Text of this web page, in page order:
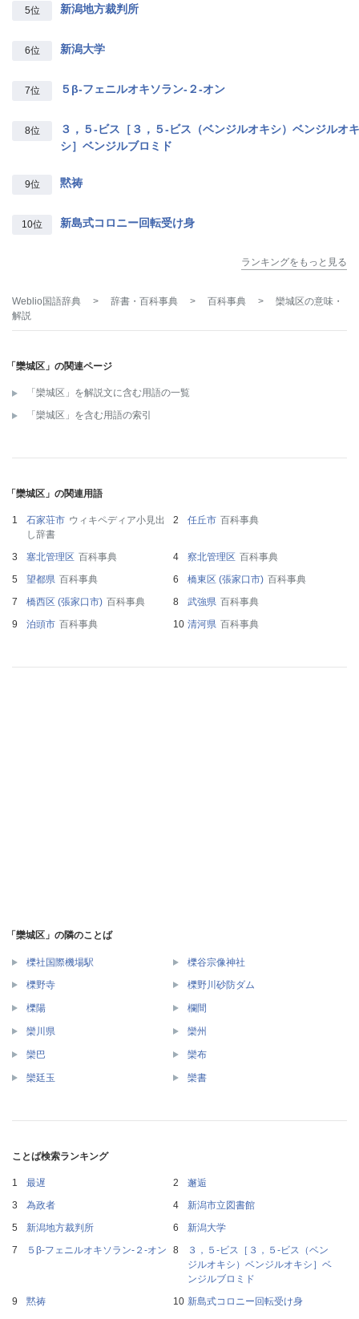
5位 新潟地方裁判所
6位 新潟大学
7位 ５β‐フェニルオキソラン‐２‐オン
8位
３，５‐ビス［３，５‐ビス（ベンジルオキシ）ベンジルオキ
シ］ベンジルブロミド
9位 黙祷
10位 新島式コロニー回転受け身
ランキングをもっと見る
Weblio国語辞典 > 辞書・百科事典 > 百科事典 > 欒城区の意味・
解説
「欒城区」の関連ページ
「欒城区」を解説文に含む用語の一覧
「欒城区」を含む用語の索引
「欒城区」の関連用語
石家荘市 ウィキペディア小見出
し辞書
任丘市 百科事典
塞北管理区 百科事典 察北管理区 百科事典
望都県 百科事典 橋東区 (張家口市) 百科事典
橋西区 (張家口市) 百科事典 武強県 百科事典
泊頭市 百科事典 清河県 百科事典
「欒城区」の隣のことば
櫟社国際機場駅 櫟谷宗像神社
櫟野寺 櫟野川砂防ダム
櫟陽 欄間
欒川県 欒州
欒巴 欒布
欒廷玉 欒書
ことば検索ランキング
最遅
邂逅
為政者
新潟市立図書館
新潟地方裁判所
新潟大学
５β‐フェニルオキソラン‐２‐オン
３，５‐ビス［３，５‐ビス（ベン
ジルオキシ）ベンジルオキシ］ベ
ンジルブロミド
黙祷
新島式コロニー回転受け身